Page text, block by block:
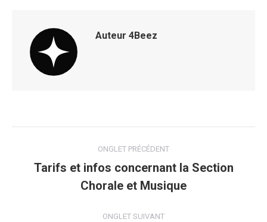
Auteur 4Beez
commentaire
ONGLET PRÉCÉDENT
Onglet
précédent
Tarifs et infos concernant la Section
Chorale et Musique
ONGLET SUIVANT